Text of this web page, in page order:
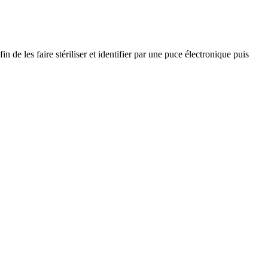
de les faire stériliser et identifier par une puce électronique puis